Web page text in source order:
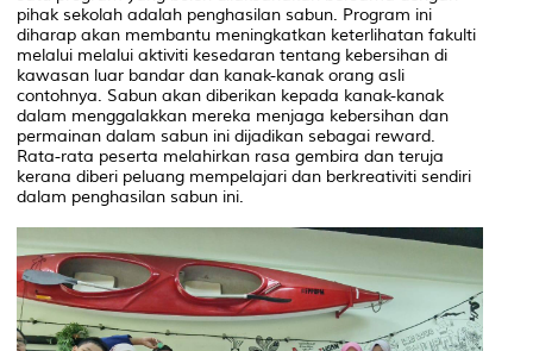
pihak sekolah adalah penghasilan sabun. Program ini
diharap akan membantu meningkatkan keterlihatan fakulti
melalui melalui aktiviti kesedaran tentang kebersihan di
kawasan luar bandar dan kanak-kanak orang asli
contohnya. Sabun akan diberikan kepada kanak-kanak
dalam menggalakkan mereka menjaga kebersihan dan
permainan dalam sabun ini dijadikan sebagai reward.
Rata-rata peserta melahirkan rasa gembira dan teruja
kerana diberi peluang mempelajari dan berkreativiti sendiri
dalam penghasilan sabun ini.